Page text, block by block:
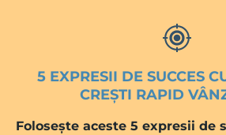
5 EXPRESII DE SUCCES
CREȘTI RAPID
Folosește aceste 5 expresii de